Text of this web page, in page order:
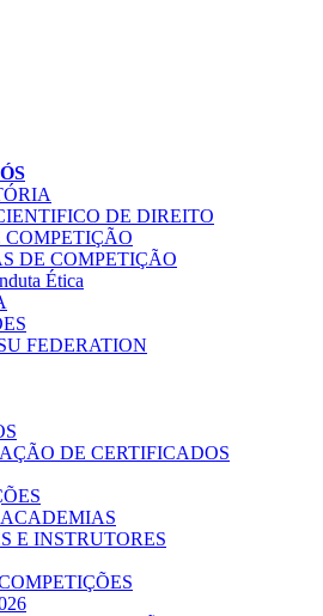
DE DIREITO
COMPETIÇÃO
DE COMPETIÇÃO
Ética
FEDERATION
DE CERTIFICADOS
E INSTRUTORES